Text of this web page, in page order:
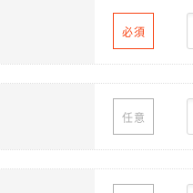
必須
任意